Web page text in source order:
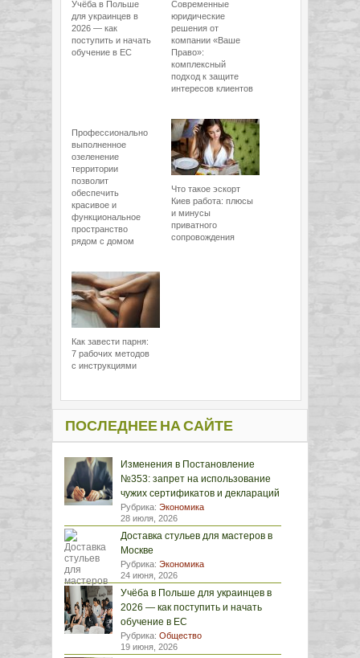
Учёба в Польше
для украинцев в
2026 — как
поступить и начать
обучение в ЕС
Современные
юридические
решения от
компании «Ваше
Право»:
комплексный
подход к защите
интересов клиентов
Профессионально
выполненное
озеленение
территории
позволит
обеспечить
красивое и
функциональное
пространство
рядом с домом
Что такое эскорт
Киев работа: плюсы
и минусы
приватного
сопровождения
Как завести парня:
7 рабочих методов
с инструкциями
ПОСЛЕДНЕЕ НА САЙТЕ
Изменения в Постановление
№353: запрет на использование
чужих сертификатов и деклараций
Рубрика: Экономика
28 июля, 2026
Доставка стульев для мастеров в
Москве
Рубрика: Экономика
24 июня, 2026
Учёба в Польше для украинцев в
2026 — как поступить и начать
обучение в ЕС
Рубрика: Общество
19 июня, 2026